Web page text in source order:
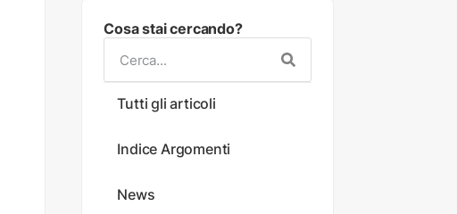
Cosa stai cercando?
Tutti gli articoli
Indice Argomenti
News